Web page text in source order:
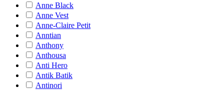
Anne Black
Anne Vest
Anne-Claire Petit
Anntian
Anthony
Anthousa
Anti Hero
Antik Batik
Antinori